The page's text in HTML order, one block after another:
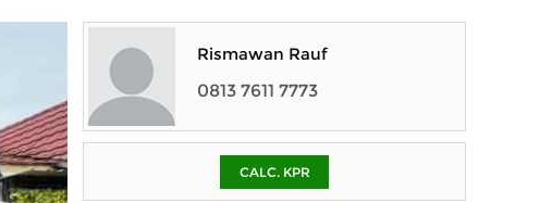
Rismawan Rauf
0813 7611 7773
CALC. KPR